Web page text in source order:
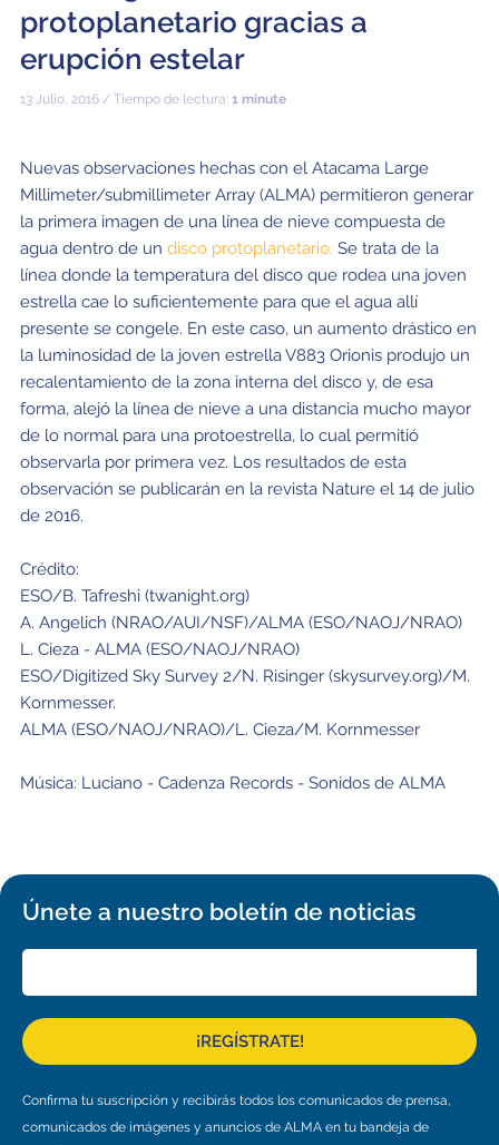
Capacidades
Campo Profundo
Formación de estrellas y planetas
Detección de planetas extrasolares en formación
Estrellas
El Sol
Estrellas evolucionadas
Polvo y moléculas en el espacio (Astroquímica)
Tecnologías
Receptores
Fibra óptica
Correlacionador
Interferometría
Transportadores
Beneficios para la Comunidad
Chile: Capital Astronómica
Fondo para el Desarrollo de la Astronomía Chilena
Recursos Humanos y Tecnología
Colaboración con Universidades
Astroinformática
Medicina de Altura
Infraestructura de Telecomunicaciones
Apoyo a la Comunidad Local
Educación y Divulgación
Inmunidades
Nuestra cultura
ALMA: una organización basada en datos
Equipo humano
Administración de JAO
Comités ALMA
Miembros de ASAC
Equipo Científico JAO
Los trabajadores de ALMA
ALMA Kids
Tour virtual – 360°
Tour virtual – Charlas
En vivo desde Chajnantor
Sonidos de ALMA
Visitantes
Destacados Ciencia JAO
Eventos y Reuniones JAO
Artículos Científicos Destacados
Portal de Ciencia ALMA
Portal de Ciencia ALMA (NAOJ)
Portal de Ciencia ALMA (NRAO)
Portal de Ciencia ALMA (ESO)
Centros Regionales de ALMA (ARC)
ARC Asia Oriental
ARC América del Norte
ARC Europa
Publica tus resultados en la prensa
Plantillas Power Point ALMA
Conferencia ALMA a 10 años
Programa
Slack de conferencia
Información para expositores
Grabaciones
Logística de carteles
Personas
Radioastronomía para Profesores
Descargas
Tours virtuales
Tour virtual – Charlas
Tour virtual – 360
Serie Animada: #WAWUA
Cómics: Las Aventuras de Talma
Visitas Educacionales
Solicitud de charlas de astrónomos y/o ingenieros
Ficha básica de ALMA
B-rolls
ALMA en los Medios
Visitas de Prensa
Tours virtuales
Tour virtual – Charlas
Tour virtual – 360
Ficha básica de ALMA
protoplanetario gracias a
erupción estelar
13 Julio, 2016 / Tiempo de lectura: 1 minute
Nuevas observaciones hechas con el Atacama Large
Millimeter/submillimeter Array (ALMA) permitieron generar
la primera imagen de una línea de nieve compuesta de
agua dentro de un disco protoplanetario. Se trata de la
línea donde la temperatura del disco que rodea una joven
estrella cae lo suficientemente para que el agua allí
presente se congele. En este caso, un aumento drástico en
la luminosidad de la joven estrella V883 Orionis produjo un
recalentamiento de la zona interna del disco y, de esa
forma, alejó la línea de nieve a una distancia mucho mayor
de lo normal para una protoestrella, lo cual permitió
observarla por primera vez. Los resultados de esta
observación se publicarán en la revista Nature el 14 de julio
de 2016.
Crédito:
ESO/B. Tafreshi (twanight.org)
A. Angelich (NRAO/AUI/NSF)/ALMA (ESO/NAOJ/NRAO)
L. Cieza - ALMA (ESO/NAOJ/NRAO)
ESO/Digitized Sky Survey 2/N. Risinger (skysurvey.org)/M.
Kornmesser.
ALMA (ESO/NAOJ/NRAO)/L. Cieza/M. Kornmesser
Música: Luciano - Cadenza Records - Sonidos de ALMA
Únete a nuestro boletín de noticias
¡REGÍSTRATE!
Confirma tu suscripción y recibirás todos los comunicados de prensa,
comunicados de imágenes y anuncios de ALMA en tu bandeja de